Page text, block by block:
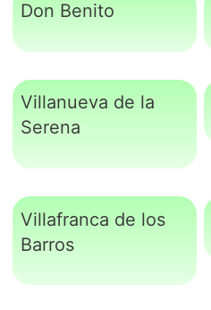
Don Benito
Villanueva de la
Serena
Villafranca de los
Barros